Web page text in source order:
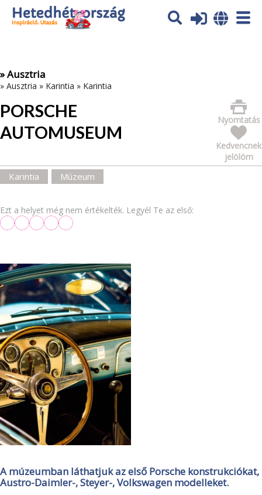
Az oldal sütiket (cookies) használ. További tájékoztatás itt:
Adatvédelmi tájékoztató
» Ausztria
» Ausztria » Karintia » Karintia
PORSCHE
AUTOMUSEUM
Nyomtatás
Kedvencnek
jelölöm
Karintia Múzeum
Ezt a helyet még nem értékelték. Legyél Te az első:
A múzeumban láthatjuk az első Porsche konstrukciókat,
Austro-Daimler-, Steyer-, Volkswagen modelleket.